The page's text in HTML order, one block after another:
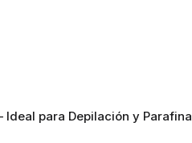
Ideal para Depilación y Parafina